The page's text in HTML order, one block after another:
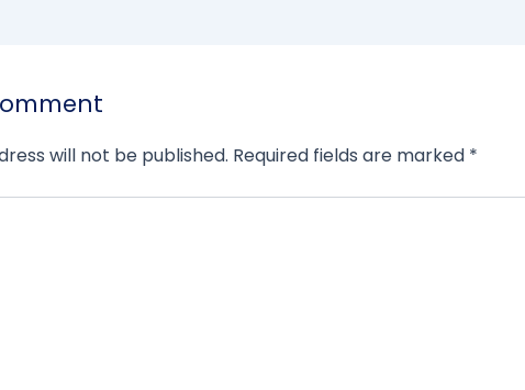
will not be published. Required fields are marked *